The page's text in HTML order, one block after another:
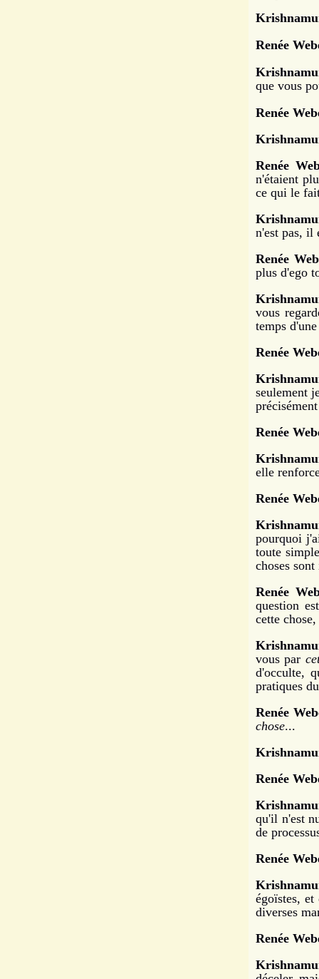
Renée
que vous
Renée
Renée
n'étaient
ce qui le
n'est pas, il
Renée
plus d'ego
vous
temps
Renée
seulement
Renée
elle
Renée
pourquoi
toute
choses
Renée
question
cette
vous par
d'occulte,
pratiques
Renée
chose...
Renée
qu'il n'est
de
Renée
égoïstes, et
diverses
Renée